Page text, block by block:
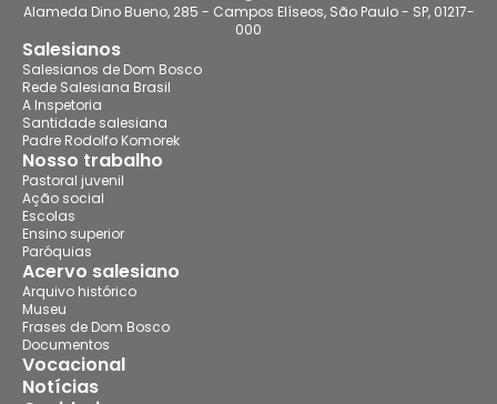
Alameda Dino Bueno, 285 - Campos Elíseos, São Paulo - SP, 01217-
000
Salesianos
Salesianos de Dom Bosco
Rede Salesiana Brasil
A Inspetoria
Santidade salesiana
Padre Rodolfo Komorek
Nosso trabalho
Pastoral juvenil
Ação social
Escolas
Ensino superior
Paróquias
Acervo salesiano
Arquivo histórico
Museu
Frases de Dom Bosco
Documentos
Vocacional
Notícias